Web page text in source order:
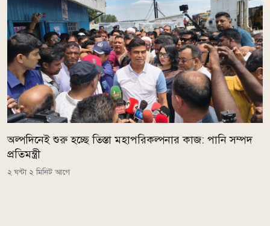
অল্পদিনেই শুরু হচ্ছে তিস্তা মহাপরিকল্পনার কাজ: পানি সম্পদ
প্রতিমন্ত্রী
২ ঘন্টা ২ মিনিট আগে